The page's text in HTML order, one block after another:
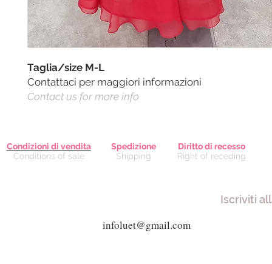
Taglia/size M-L
Contattaci per maggiori informazioni
Contact us for more info
Condizioni di vendita
Conditions of sale
Spedizione
Shipping
Diritto di recesso
Right of receding
Iscriviti